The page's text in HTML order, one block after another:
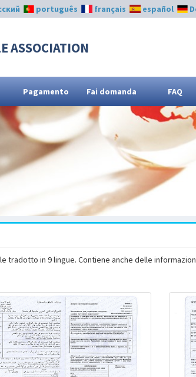
ASSOCIATION
português français español
Pagamento Fai domanda FAQ
in 9 lingue. Contiene anche delle